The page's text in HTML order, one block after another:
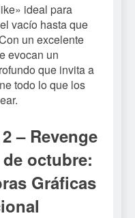
ideal para
vacío hasta que
un excelente
evocan un
que invita a
todo lo que los
– Revenge
octubre:
Gráficas